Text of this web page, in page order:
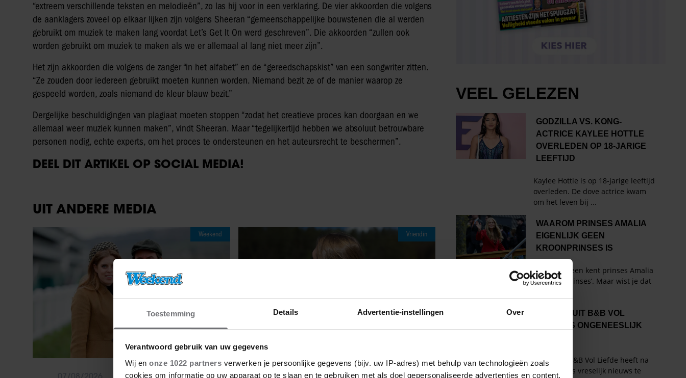
Toestemming Details Advertentie-instellingen Over
Verantwoord gebruik van uw gegevens
Wij en onze 1022 partners verwerken je persoonlijke gegevens (bijv. uw IP-adres) met behulp van technologieën zoals
cookies om informatie op uw apparaat op te slaan en te gebruiken met als doel gepersonaliseerde advertenties en content,
“extreem verschillende teksten en melodieën”, zo las hij voor in een verklaring. De vier akkoorden die volgens
de aanklagers zoveel op elkaar lijken zijn volgens Sheeran “gemeenschappelijke bouwstenen die al werden
gebruikt om muziek te maken lang voordat Let’s Get It On werd geschreven”. Die akkoorden “zullen ook
worden gebruikt om muziek te maken als we er allemaal al lang niet meer zijn”.
Het zijn akkoorden die volgens de zanger “in het alfabet” en de “gereedschapskist” van een songwriter zitten.
“Ze zouden door iedereen gebruikt moeten kunnen worden. Niemand bezit ze of de manier waarop ze
gespeeld worden, zoals niemand de kleur blauw bezit.”
Dergelijke beschuldigingen van plagiaat moeten stoppen “zodat het creatieve proces kan doorgaan en we
allemaal weer muziek kunnen maken”, vindt Sheeran. Maar “tegelijkertijd hebben we absoluut betrouwbare
personen nodig, echte experts, om het proces te ondersteunen en het auteursrecht te beschermen”.
DEEL DIT ARTIKEL OP SOCIAL MEDIA!
UIT ANDERE MEDIA
Weekend Vriendin